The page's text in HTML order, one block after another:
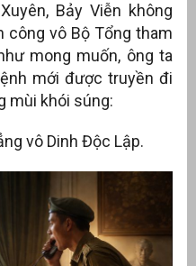
Bảy Viễn không
công vô Bộ Tổng tham
mong muốn, ông ta
mới được truyền đi
mùi khói súng:
vô Dinh Độc Lập.